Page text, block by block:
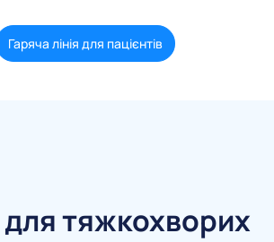
Гаряча лінія для пацієнтів
для тяжкохворих